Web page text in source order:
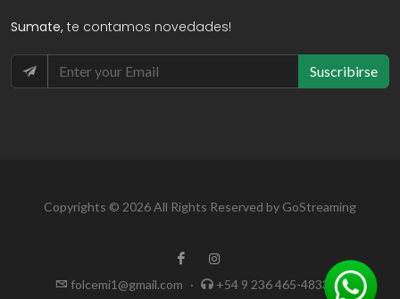
Sumate, te contamos novedades!
Suscribirse
Copyrights © 2026 All Rights Reserved by GoStreaming
folcemi1@gmail.com · +54 9 236 465-4833 ·